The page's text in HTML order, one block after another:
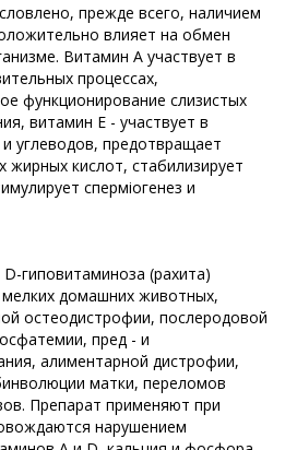
прежде всего, наличием
влияет на обмен
Витамин А участвует в
процессах,
функционирование слизистых
витамин Е - участвует в
углеводов, предотвращает
жирных кислот, стабилизирует
сперміогенез и
гиповитаминоза (рахита)
мелких домашних животных,
остеодистрофии, послеродовой
пред - и
алиментарной дистрофии,
матки, переломов
Препарат применяют при
нарушением